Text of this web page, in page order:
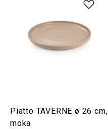
Piatto TAVERNE ø 26 cm,
moka